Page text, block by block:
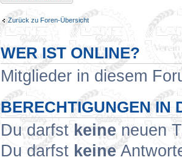
Zurück zu Foren-Übersicht
WER IST ONLINE?
Mitglieder in diesem
BERECHTIGUNGEN IN
Du darfst keine neuen
Du darfst keine